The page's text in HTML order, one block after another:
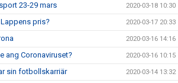
23-29 mars 2020-03-18 10:30
pris? 2020-03-17 20:33
2020-03-16 14:16
ang Coronaviruset? 2020-03-16 10:15
sin fotbollskarriär 2020-03-14 13:32